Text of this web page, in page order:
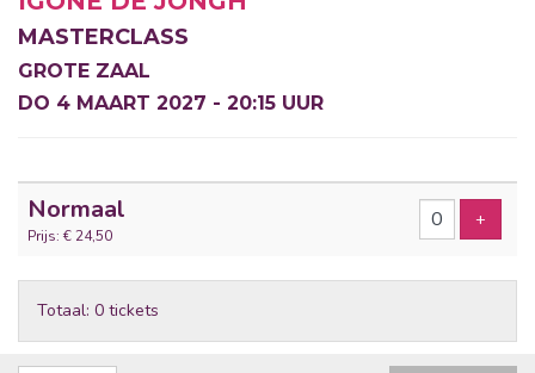
MASTERCLASS
GROTE ZAAL
DO 4 MAART 2027 - 20:15 UUR
Aantal
Normaal
Prijs: € 24,50
+
Totaal: 0 tickets